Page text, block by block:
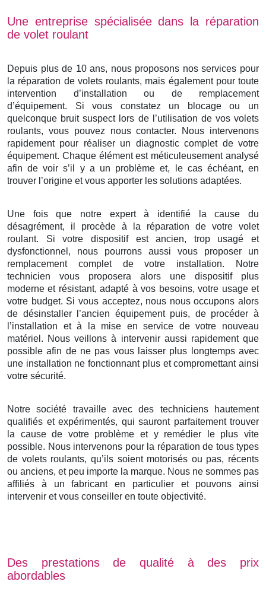
Une entreprise spécialisée dans la réparation
de volet roulant
Depuis plus de 10 ans, nous proposons nos services pour
la réparation de volets roulants, mais également pour toute
intervention d’installation ou de remplacement
d’équipement. Si vous constatez un blocage ou un
quelconque bruit suspect lors de l’utilisation de vos volets
roulants, vous pouvez nous contacter. Nous intervenons
rapidement pour réaliser un diagnostic complet de votre
équipement. Chaque élément est méticuleusement analysé
afin de voir s’il y a un problème et, le cas échéant, en
trouver l’origine et vous apporter les solutions adaptées.
Une fois que notre expert à identifié la cause du
désagrément, il procède à la réparation de votre volet
roulant. Si votre dispositif est ancien, trop usagé et
dysfonctionnel, nous pourrons aussi vous proposer un
remplacement complet de votre installation. Notre
technicien vous proposera alors une dispositif plus
moderne et résistant, adapté à vos besoins, votre usage et
votre budget. Si vous acceptez, nous nous occupons alors
de désinstaller l’ancien équipement puis, de procéder à
l’installation et à la mise en service de votre nouveau
matériel. Nous veillons à intervenir aussi rapidement que
possible afin de ne pas vous laisser plus longtemps avec
une installation ne fonctionnant plus et compromettant ainsi
votre sécurité.
Notre société travaille avec des techniciens hautement
qualifiés et expérimentés, qui sauront parfaitement trouver
la cause de votre problème et y remédier le plus vite
possible. Nous intervenons pour la réparation de tous types
de volets roulants, qu’ils soient motorisés ou pas, récents
ou anciens, et peu importe la marque. Nous ne sommes pas
affiliés à un fabricant en particulier et pouvons ainsi
intervenir et vous conseiller en toute objectivité.
Des prestations de qualité à des prix
abordables